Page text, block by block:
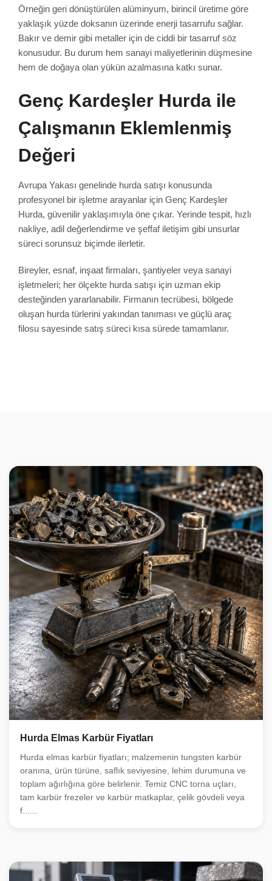
Örneğin geri dönüştürülen alüminyum, birincil üretime göre
yaklaşık yüzde doksanın üzerinde enerji tasarrufu sağlar.
Bakır ve demir gibi metaller için de ciddi bir tasarruf söz
konusudur. Bu durum hem sanayi maliyetlerinin düşmesine
hem de doğaya olan yükün azalmasına katkı sunar.
Genç Kardeşler Hurda ile
Çalışmanın Eklemlenmiş
Değeri
Avrupa Yakası genelinde hurda satışı konusunda
profesyonel bir işletme arayanlar için Genç Kardeşler
Hurda, güvenilir yaklaşımıyla öne çıkar. Yerinde tespit, hızlı
nakliye, adil değerlendirme ve şeffaf iletişim gibi unsurlar
süreci sorunsuz biçimde ilerletir.
Bireyler, esnaf, inşaat firmaları, şantiyeler veya sanayi
işletmeleri; her ölçekte hurda satışı için uzman ekip
desteğinden yararlanabilir. Firmanın tecrübesi, bölgede
oluşan hurda türlerini yakından tanıması ve güçlü araç
filosu sayesinde satış süreci kısa sürede tamamlanır.
Hurda Elmas Karbür Fiyatları
Hurda elmas karbür fiyatları; malzemenin tungsten karbür
oranına, ürün türüne, saflık seviyesine, lehim durumuna ve
toplam ağırlığına göre belirlenir. Temiz CNC torna uçları,
tam karbür frezeler ve karbür matkaplar, çelik gövdeli veya
f......